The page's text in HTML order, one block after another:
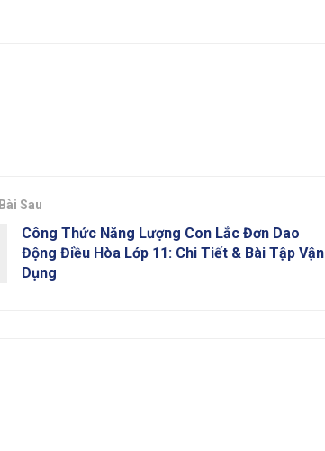
Bài Sau
Công Thức Năng Lượng Con Lắc Đơn Dao
Động Điều Hòa Lớp 11: Chi Tiết & Bài Tập Vận
Dụng